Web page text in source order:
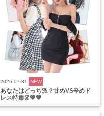
2026.07.31 NEW
あなたはどっち派？甘めVS辛めド
レス特集👗💖🖤